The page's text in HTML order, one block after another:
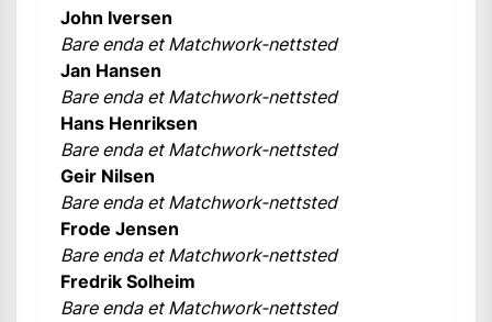
John Iversen
Bare enda et Matchwork-nettsted
Jan Hansen
Bare enda et Matchwork-nettsted
Hans Henriksen
Bare enda et Matchwork-nettsted
Geir Nilsen
Bare enda et Matchwork-nettsted
Frode Jensen
Bare enda et Matchwork-nettsted
Fredrik Solheim
Bare enda et Matchwork-nettsted